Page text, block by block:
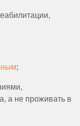
;
а не проживать в